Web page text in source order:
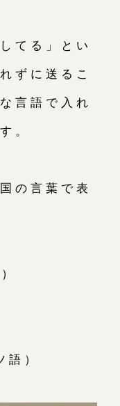
てる」とい
ずに送るこ
言語で入れ
。
の言葉で表
）